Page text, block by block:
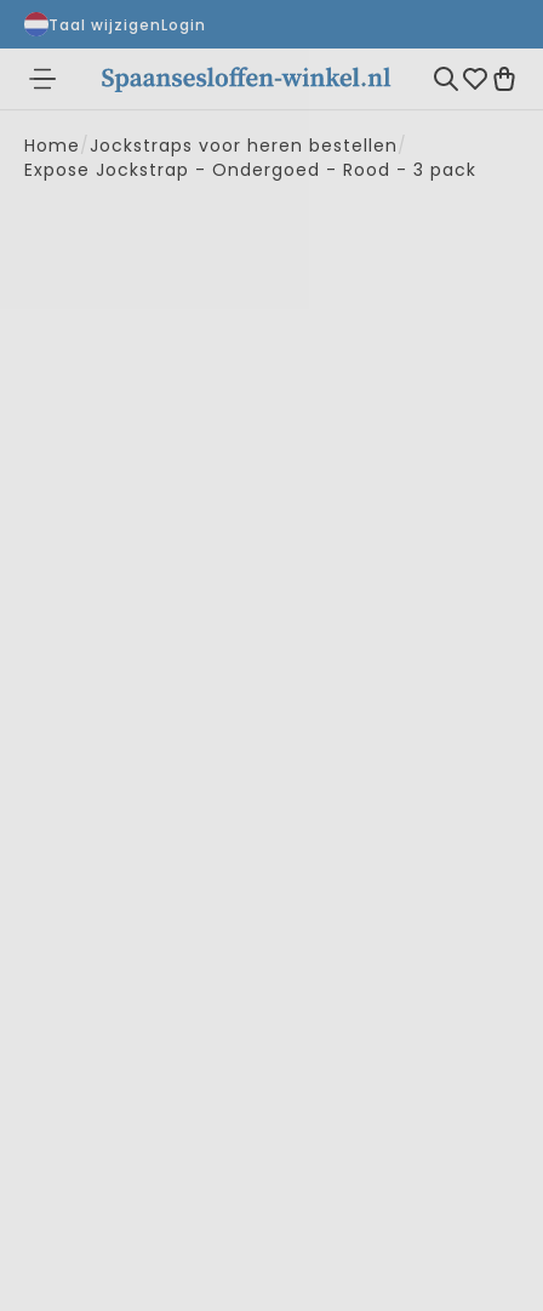
Taal wijzigenLogin
Home/ Jockstraps voor heren bestellen/
Expose Jockstrap - Ondergoed - Rood - 3 pack